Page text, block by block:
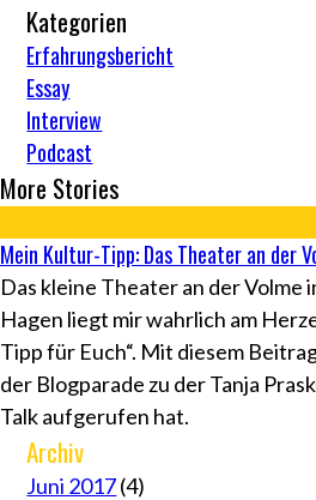
Kategorien
Erfahrungsbericht
Essay
Interview
Podcast
More Stories
Mein Kultur-Tipp: Das Theater an der
Das kleine Theater an der Volme
Hagen liegt mir wahrlich am
Tipp für Euch“. Mit diesem
der Blogparade zu der Tanja
Talk aufgerufen hat.
Archiv
Juni 2017(4)